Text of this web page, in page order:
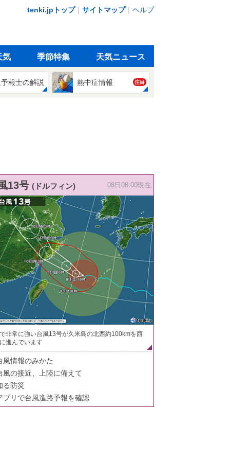
tenki.jpトップ｜ サイトマップ｜ ヘルプ
気 季節特集 天気ニュース
報士の解説 熱中症情報 注目
13号 (ドルフィン) 08日08:00現在
非常に強い台風13号が久米島の北西約100kmを西
進んでいます
風情報のみかた
風の接近、上陸に備えて
る防災
プリで台風進路予報を確認